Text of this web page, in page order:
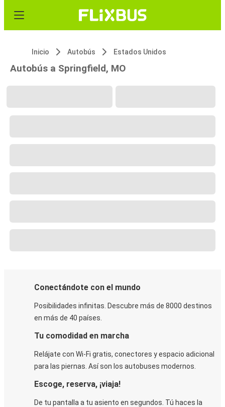
Inicio Autobús Estados Unidos
Autobús a Springfield, MO
Conectándote con el mundo
Posibilidades infinitas. Descubre más de 8000 destinos
en más de 40 países.
Tu comodidad en marcha
Relájate con Wi-Fi gratis, conectores y espacio adicional
para las piernas. Así son los autobuses modernos.
Escoge, reserva, ¡viaja!
De tu pantalla a tu asiento en segundos. Tú haces la